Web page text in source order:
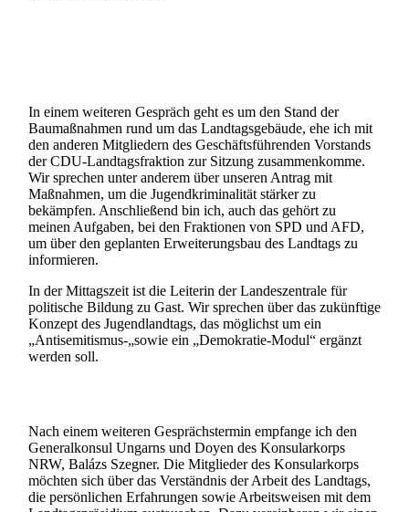
In einem weiteren Gespräch geht es um den Stand der
Baumaßnahmen rund um das Landtagsgebäude, ehe ich mit
den anderen Mitgliedern des Geschäftsführenden Vorstands
der CDU-Landtagsfraktion zur Sitzung zusammenkomme.
Wir sprechen unter anderem über unseren Antrag mit
Maßnahmen, um die Jugendkriminalität stärker zu
bekämpfen. Anschließend bin ich, auch das gehört zu
meinen Aufgaben, bei den Fraktionen von SPD und AFD,
um über den geplanten Erweiterungsbau des Landtags zu
informieren.
In der Mittagszeit ist die Leiterin der Landeszentrale für
politische Bildung zu Gast. Wir sprechen über das zukünftige
Konzept des Jugendlandtags, das möglichst um ein
„Antisemitismus-„sowie ein „Demokratie-Modul“ ergänzt
werden soll.
Nach einem weiteren Gesprächstermin empfange ich den
Generalkonsul Ungarns und Doyen des Konsularkorps
NRW, Balázs Szegner. Die Mitglieder des Konsularkorps
möchten sich über das Verständnis der Arbeit des Landtags,
die persönlichen Erfahrungen sowie Arbeitsweisen mit dem